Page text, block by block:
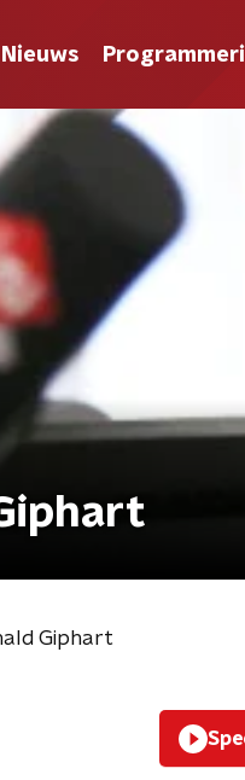
Nieuws
Giphart